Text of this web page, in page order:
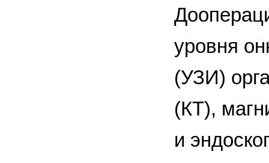
уровня
(УЗИ)
(КТ),
и